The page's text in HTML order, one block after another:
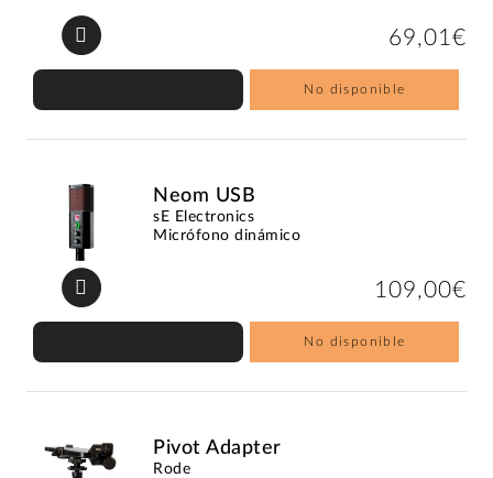
69,01€
No disponible
Neom USB
sE Electronics
Micrófono dinámico
109,00€
No disponible
Pivot Adapter
Rode